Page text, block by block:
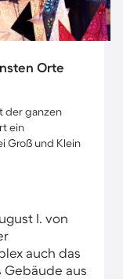
Orte
der ganzen
ein
Groß und Klein
I. von
auch das
Gebäude aus